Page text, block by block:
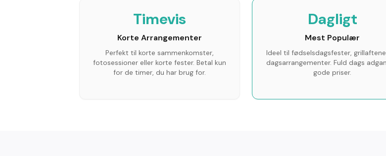
Timevis
Korte Arrangementer
Perfekt til korte sammenkomster,
fotosessioner eller korte fester. Betal kun
for de timer, du har brug for.
Dagligt
Mest Populær
Ideel til fødselsdagsfester,
dagsarrangementer. Fuld dags
gode priser.